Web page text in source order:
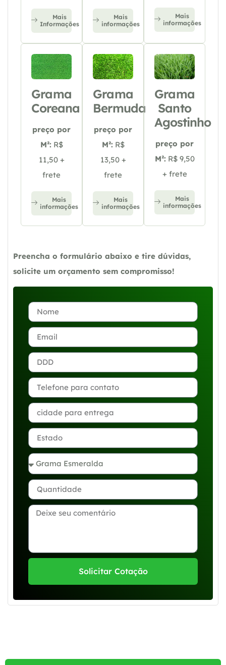
Mais
Informações
Mais
informações
Mais
informações
Grama
Coreana
preço por
M²: R$
11,50 +
frete
Mais
informações
Grama
Bermuda
preço por
M²: R$
13,50 +
frete
Mais
informações
Grama
Santo
Agostinho
preço por
M²: R$ 9,50
+ frete
Mais
informações
Preencha o formulário abaixo e tire dúvidas,
solicite um orçamento sem compromisso!
Solicitar Cotação